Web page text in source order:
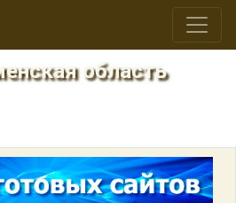
область